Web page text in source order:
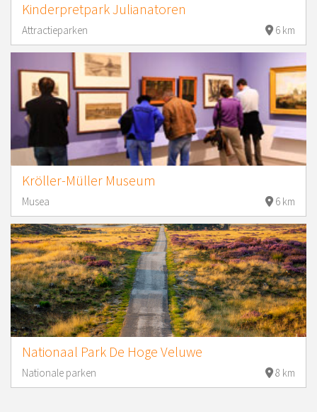
Kinderpretpark Julianatoren
Attractieparken 6 km
Kröller-Müller Museum
Musea 6 km
Nationaal Park De Hoge Veluwe
Nationale parken 8 km